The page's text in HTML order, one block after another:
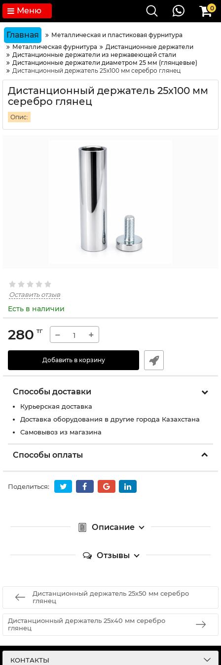
Меню 0
Главная
Металлическая и пластиковая фурнитура
Металлическая фурнитура
Дистанционные держатели
Дистанционные держатели из нержавеющей стали
Дистанционные держатели диаметром 25 мм (глянцевые)
Дистанционный держатель 25х100 мм серебро глянец
Дистанционный держатель 25х100 мм
серебро глянец
Опис:
Оставить отзыв
Есть в наличии
280 тг − +
Добавить в корзину
Способы доставки
Курьерская доставка
Доставка оборудования в другие города Казахстана
Самовывоз из магазина
Способы оплаты
Поделиться:
Описание
Отзывы
Дистанционный держатель 25х50 мм серебро
глянец
Дистанционный держатель 25х40 мм серебро
глянец
КОНТАКТЫ